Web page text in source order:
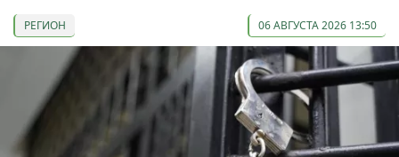
РЕГИОН 06 АВГУСТА 2026 13:50